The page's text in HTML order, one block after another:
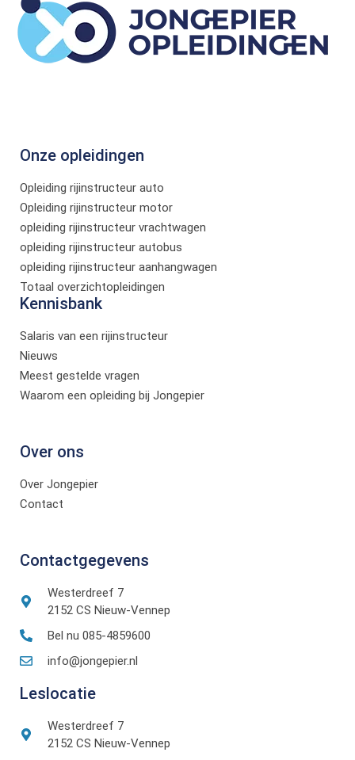
Onze opleidingen
Opleiding rijinstructeur auto
Opleiding rijinstructeur motor
opleiding rijinstructeur vrachtwagen
opleiding rijinstructeur autobus
opleiding rijinstructeur aanhangwagen
Totaal overzichtopleidingen
Kennisbank
Salaris van een rijinstructeur
Nieuws
Meest gestelde vragen
Waarom een opleiding bij Jongepier
Over ons
Over Jongepier
Contact
Contactgegevens
Westerdreef 7
2152 CS Nieuw-Vennep
Bel nu 085-4859600
info@jongepier.nl
Leslocatie
Westerdreef 7
2152 CS Nieuw-Vennep